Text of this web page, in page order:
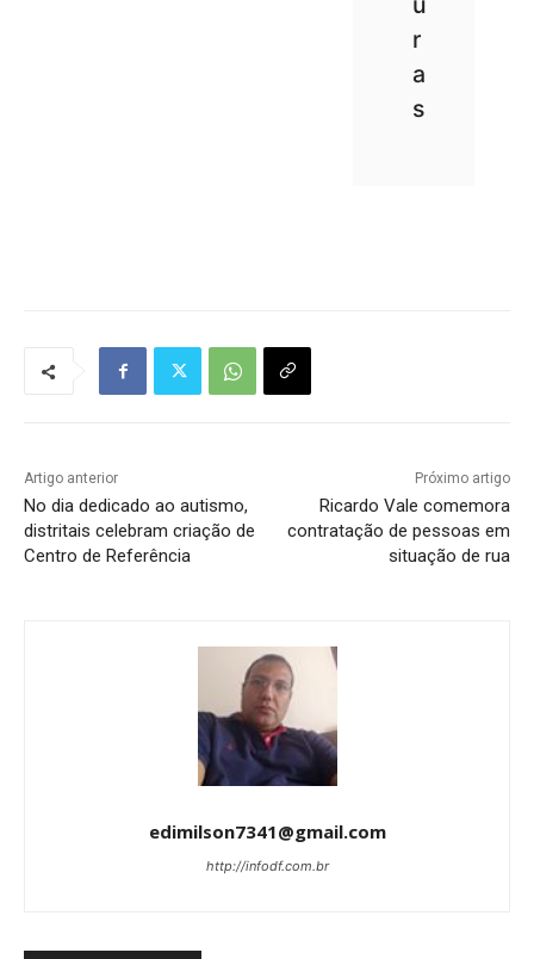
r
a
s
Artigo anterior
No dia dedicado ao autismo,
distritais celebram criação de
Centro de Referência
Próximo artigo
Ricardo Vale comemora
contratação de pessoas em
situação de rua
edimilson7341@gmail.com
http://infodf.com.br